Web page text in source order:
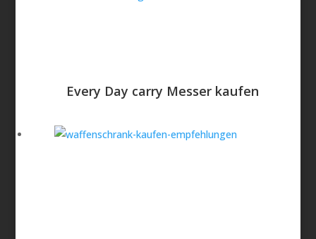
Every Day carry Messer kaufen